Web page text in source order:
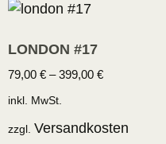
LONDON #17
79,00 € –399,00 €
inkl. MwSt.
zzgl. Versandkosten